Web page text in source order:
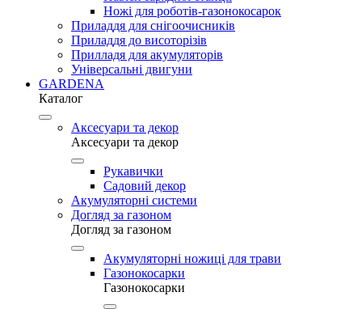
Ножі для роботів-газонокосарок
Приладдя для снігоочисників
Приладдя до висоторізів
Прилладя для акумуляторів
Універсальні двигуни
GARDENA
Каталог
Аксесуари та декор
Аксесуари та декор
Рукавички
Садовий декор
Акумуляторні системи
Догляд за газоном
Догляд за газоном
Акумуляторні ножиці для трави
Газонокосарки
Газонокосарки